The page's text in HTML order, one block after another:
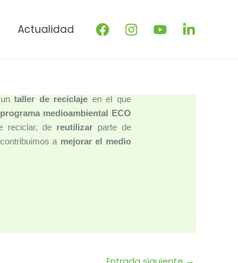
Actualidad
untaller de reciclaje en el que
programa medioambiental ECO
reciclar, de reutilizar parte de
a mejorar el medio